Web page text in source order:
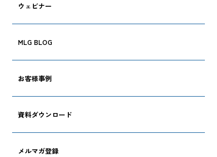
ウェビナー
MLG BLOG
お客様事例
資料ダウンロード
メルマガ登録